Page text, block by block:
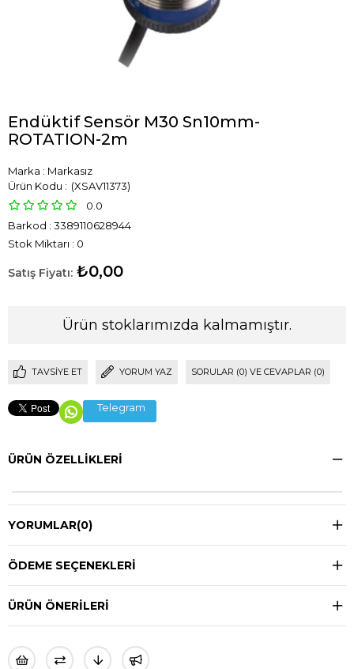
Endüktif Sensör M30 Sn10mm-
ROTATION-2m
Marka : Markasız
(XSAV11373)
0.0
Barkod : 3389110628944
Stok Miktarı : 0
₺0,00
Ürün stoklarımızda kalmamıştır.
TAVSIYE ET YORUM YAZ SORULAR (0) VE CEVAPLAR (0)
Telegram
ÜRÜN ÖZELLIKLERI
YORUMLAR(0)
ÖDEME SEÇENEKLERI
ÜRÜN ÖNERILERI